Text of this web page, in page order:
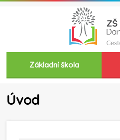
Základní škola
Úvod